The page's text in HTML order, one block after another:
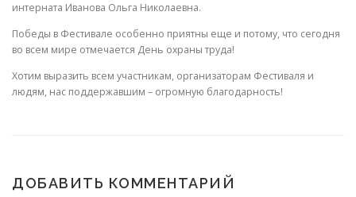
интерната Иванова Ольга Николаевна.
Победы в Фестивале особенно приятны еще и потому, что сегодня
во всем мире отмечается День охраны труда!
Хотим выразить всем участникам, организаторам Фестиваля и
людям, нас поддержавшим – огромную благодарность!
ДОБАВИТЬ КОММЕНТАРИЙ